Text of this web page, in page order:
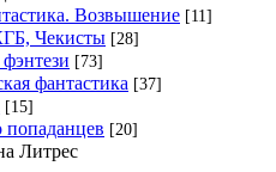
Возвышение [11]
Чекисты [28]
[73]
фантастика [37]
[15]
[20]
Литрес